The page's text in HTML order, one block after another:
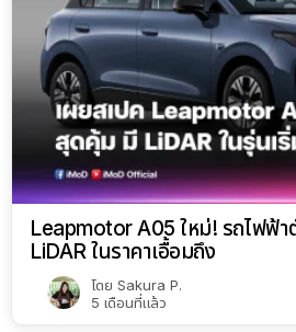
Leapmotor A05 ใหม่! รถไฟฟ้า
LiDAR ในราคาเอื้อมถึง
โดย Sakura P.
5 เดือนที่แล้ว